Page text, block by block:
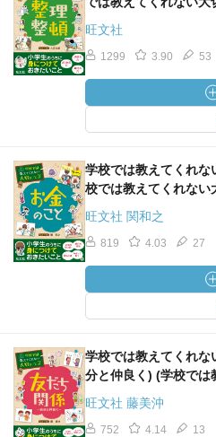
旺文社
1299 3.90 53
学校では教えてくれ
校では教えてくれない
旺文社 関和之
819 4.03 27
学校では教えてくれ
分と仲良く) (学校では
旺文社 藤美沖
752 4.14 13